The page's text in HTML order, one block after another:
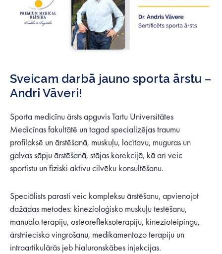
Sveicam darbā jauno sporta ārstu –
Andri Vāveri!
Sporta medicīnu ārsts apguvis Tartu Universitātes
Medicīnas fakultātē un tagad specializējas traumu
profilaksē un ārstēšanā, muskuļu, locītavu, muguras un
galvas sāpju ārstēšanā, stājas korekcijā, kā arī veic
sportistu un fiziski aktīvu cilvēku konsultēšanu.
Speciālists parasti veic kompleksu ārstēšanu, apvienojot
dažādas metodes: kinezioloģisko muskuļu testēšanu,
manuālo terapiju, osteorefleksoterapiju, kinezioteipingu,
ārstniecisko vingrošanu, medikamentozo terapiju un
intraartikulārās jeb hialuronskābes injekcijas.